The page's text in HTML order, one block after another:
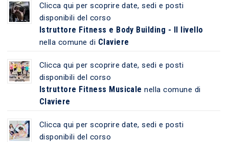
Clicca qui per scoprire date, sedi e posti
disponibili del corso
Istruttore Fitness e Body Building - II livello
nella comune di Claviere
Clicca qui per scoprire date, sedi e posti
disponibili del corso
Istruttore Fitness Musicale nella comune di
Claviere
Clicca qui per scoprire date, sedi e posti
disponibili del corso